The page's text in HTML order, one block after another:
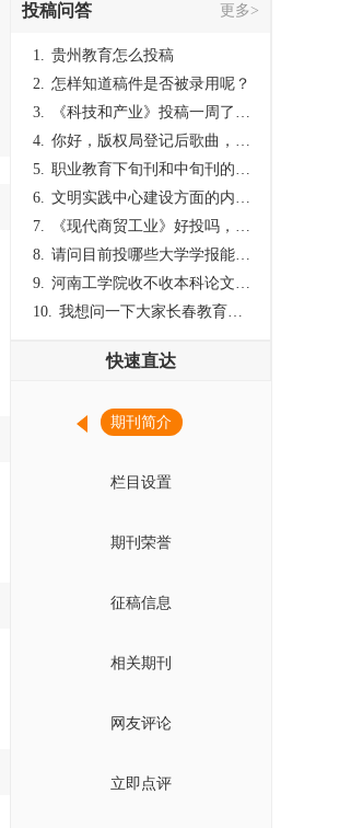
投稿问答 更多>
1. 贵州教育怎么投稿
2. 怎样知道稿件是否被录用呢？
3.
《科技和产业》投稿一周了仍是“已发回执”状态，这是什么意思？什么时候外审？
4. 你好，版权局登记后歌曲，这里能否发表
5. 职业教育下旬刊和中旬刊的国内刊号一样，他们有什么区别，两本刊物都是真的吗？
6. 文明实践中心建设方面的内容适合那种期刊
7.
《现代商贸工业》好投吗，版面费多少？
8. 请问目前投哪些大学学报能较快出刊啊
9. 河南工学院收不收本科论文呀？
10. 我想问一下大家长春教育学院学报是本科学报吗？
快速直达
期刊简介
栏目设置
期刊荣誉
征稿信息
相关期刊
网友评论
立即点评